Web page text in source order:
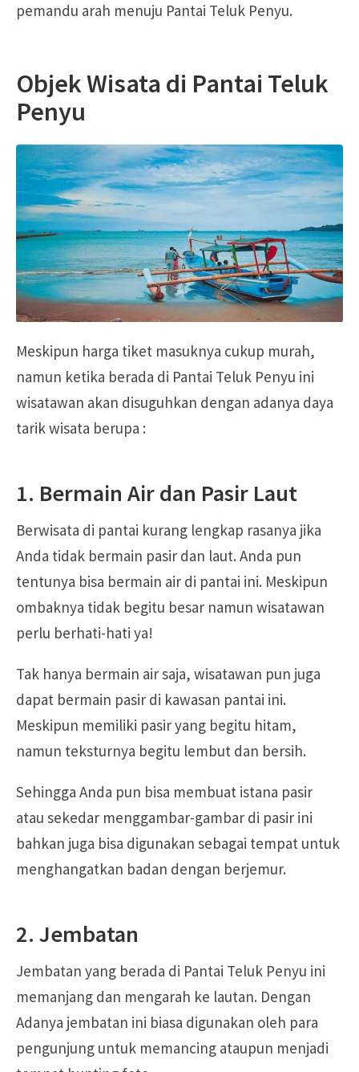
pemandu arah menuju Pantai Teluk Penyu.
Objek Wisata di Pantai Teluk
Penyu
Meskipun harga tiket masuknya cukup murah,
namun ketika berada di Pantai Teluk Penyu ini
wisatawan akan disuguhkan dengan adanya daya
tarik wisata berupa :
1. Bermain Air dan Pasir Laut
Berwisata di pantai kurang lengkap rasanya jika
Anda tidak bermain pasir dan laut. Anda pun
tentunya bisa bermain air di pantai ini. Meskipun
ombaknya tidak begitu besar namun wisatawan
perlu berhati-hati ya!
Tak hanya bermain air saja, wisatawan pun juga
dapat bermain pasir di kawasan pantai ini.
Meskipun memiliki pasir yang begitu hitam,
namun teksturnya begitu lembut dan bersih.
Sehingga Anda pun bisa membuat istana pasir
atau sekedar menggambar-gambar di pasir ini
bahkan juga bisa digunakan sebagai tempat untuk
menghangatkan badan dengan berjemur.
2. Jembatan
Jembatan yang berada di Pantai Teluk Penyu ini
memanjang dan mengarah ke lautan. Dengan
Adanya jembatan ini biasa digunakan oleh para
pengunjung untuk memancing ataupun menjadi